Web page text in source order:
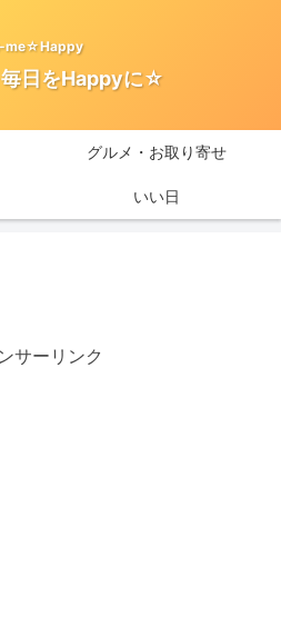
me☆Happy
毎日をHappyに☆
グルメ・お取り寄せ
いい日
サーリンク